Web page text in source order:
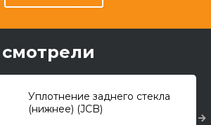
Уплотнение заднего стекла
(нижнее) (JCB)